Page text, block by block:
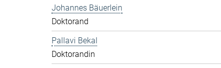
Johannes Bäuerlein
Doktorand
Pallavi Bekal
Doktorandin